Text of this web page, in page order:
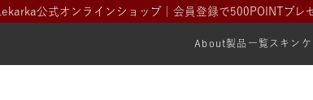
Lekarka公式オンラインショップ｜会員登録で500POINTプレ
About製品一覧 スキンケ